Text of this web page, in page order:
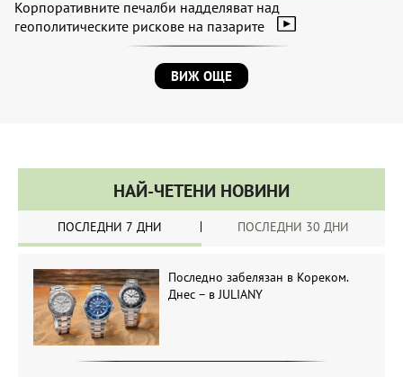
Корпоративните печалби надделяват над
геополитическите рискове на пазарите
ВИЖ ОЩЕ
НАЙ-ЧЕТЕНИ НОВИНИ
ПОСЛЕДНИ 7 ДНИ ПОСЛЕДНИ 30 ДНИ
Последно забелязан в Кореком.
Днес – в JULIANY